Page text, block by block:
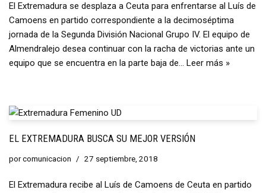
El Extremadura se desplaza a Ceuta para enfrentarse al Luís de
Camoens en partido correspondiente a la decimoséptima
jornada de la Segunda División Nacional Grupo IV. El equipo de
Almendralejo desea continuar con la racha de victorias ante un
equipo que se encuentra en la parte baja de… Leer más »
EL EXTREMADURA BUSCA SU MEJOR VERSIÓN
porcomunicacion 27 septiembre, 2018
El Extremadura recibe al Luís de Camoens de Ceuta en partido